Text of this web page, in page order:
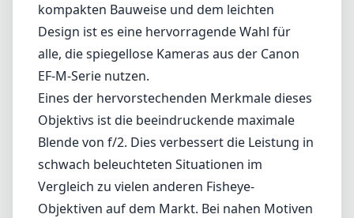
kompakten Bauweise und dem leichten
Design ist es eine hervorragende Wahl für
alle, die spiegellose Kameras aus der Canon
EF-M-Serie nutzen.
Eines der hervorstechenden Merkmale dieses
Objektivs ist die beeindruckende maximale
Blende von f/2. Dies verbessert die Leistung in
schwach beleuchteten Situationen im
Vergleich zu vielen anderen Fisheye-
Objektiven auf dem Markt. Bei nahen Motiven